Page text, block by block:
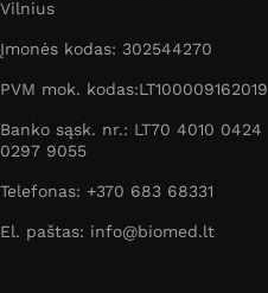
Vilnius
Įmonės kodas: 302544270
PVM mok. kodas:LT100009162019
Banko sąsk. nr.: LT70 4010 0424
0297 9055
Telefonas: +370 683 68331
El. paštas: info@biomed.lt